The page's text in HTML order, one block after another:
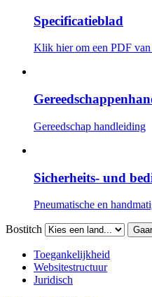
Specificatieblad
Klik hier om een ​​PDF
Gereedschap handleiding
Sicherheits- und
Pneumatische en
Bostitch
Toegankelijkheid
Websitestructuur
Juridisch